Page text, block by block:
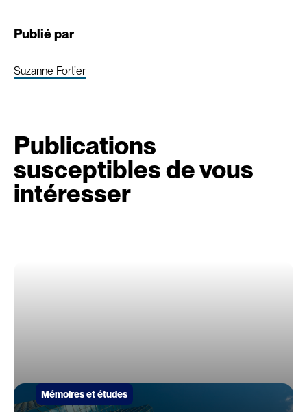
Publié par
Suzanne Fortier
Publications
susceptibles de vous
intéresser
Mémoires et études